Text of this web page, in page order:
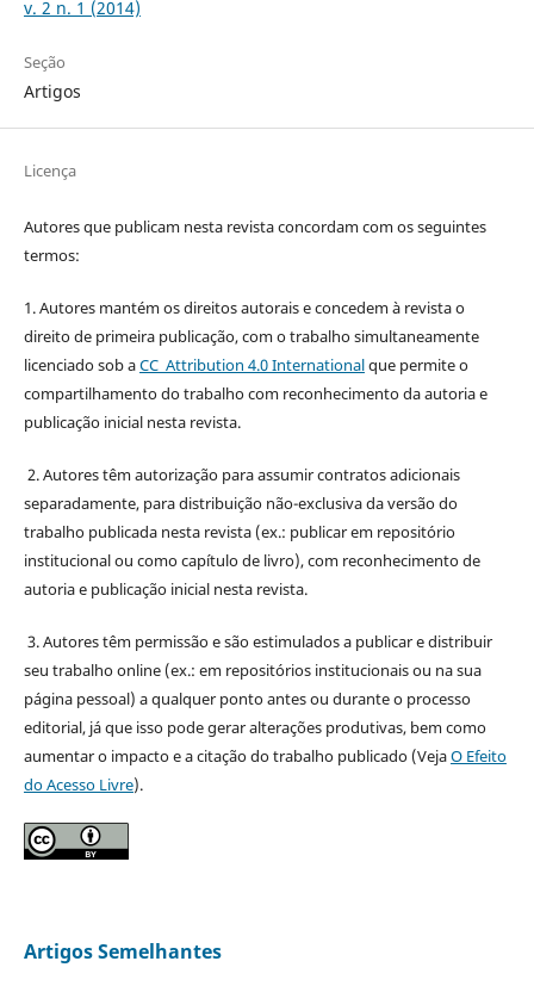
v. 2 n. 1 (2014)
Seção
Artigos
Licença
Autores que publicam nesta revista concordam com os seguintes
termos:
1. Autores mantém os direitos autorais e concedem à revista o
direito de primeira publicação, com o trabalho simultaneamente
licenciado sob aCC Attribution 4.0 Internationalque permite o
compartilhamento do trabalho com reconhecimento da autoria e
publicação inicial nesta revista.
2. Autores têm autorização para assumir contratos adicionais
separadamente, para distribuição não-exclusiva da versão do
trabalho publicada nesta revista (ex.: publicar em repositório
institucional ou como capítulo de livro), com reconhecimento de
autoria e publicação inicial nesta revista.
3. Autores têm permissão e são estimulados a publicar e distribuir
seu trabalho online (ex.: em repositórios institucionais ou na sua
página pessoal) a qualquer ponto antes ou durante o processo
editorial, já que isso pode gerar alterações produtivas, bem como
aumentar o impacto e a citação do trabalho publicado (VejaO Efeito
do Acesso Livre).
Artigos Semelhantes